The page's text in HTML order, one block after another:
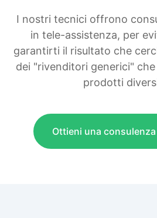
I nostri tecnici offrono
in tele-assistenza, per
garantirti il risultato che
dei "rivenditori generici"
prodotti
Ottieni una